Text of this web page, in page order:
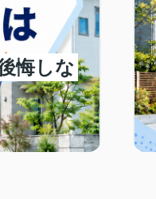
悔しな